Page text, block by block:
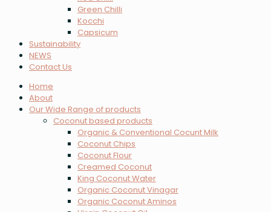
Green Chilli
Kocchi
Capsicum
Sustainability
NEWS
Contact Us
Home
About
Our Wide Range of products
Coconut based products
Organic & Conventional Cocunt Milk
Coconut Chips
Coconut Flour
Creamed Coconut
King Coconut Water
Organic Coconut Vinagar
Organic Coconut Aminos